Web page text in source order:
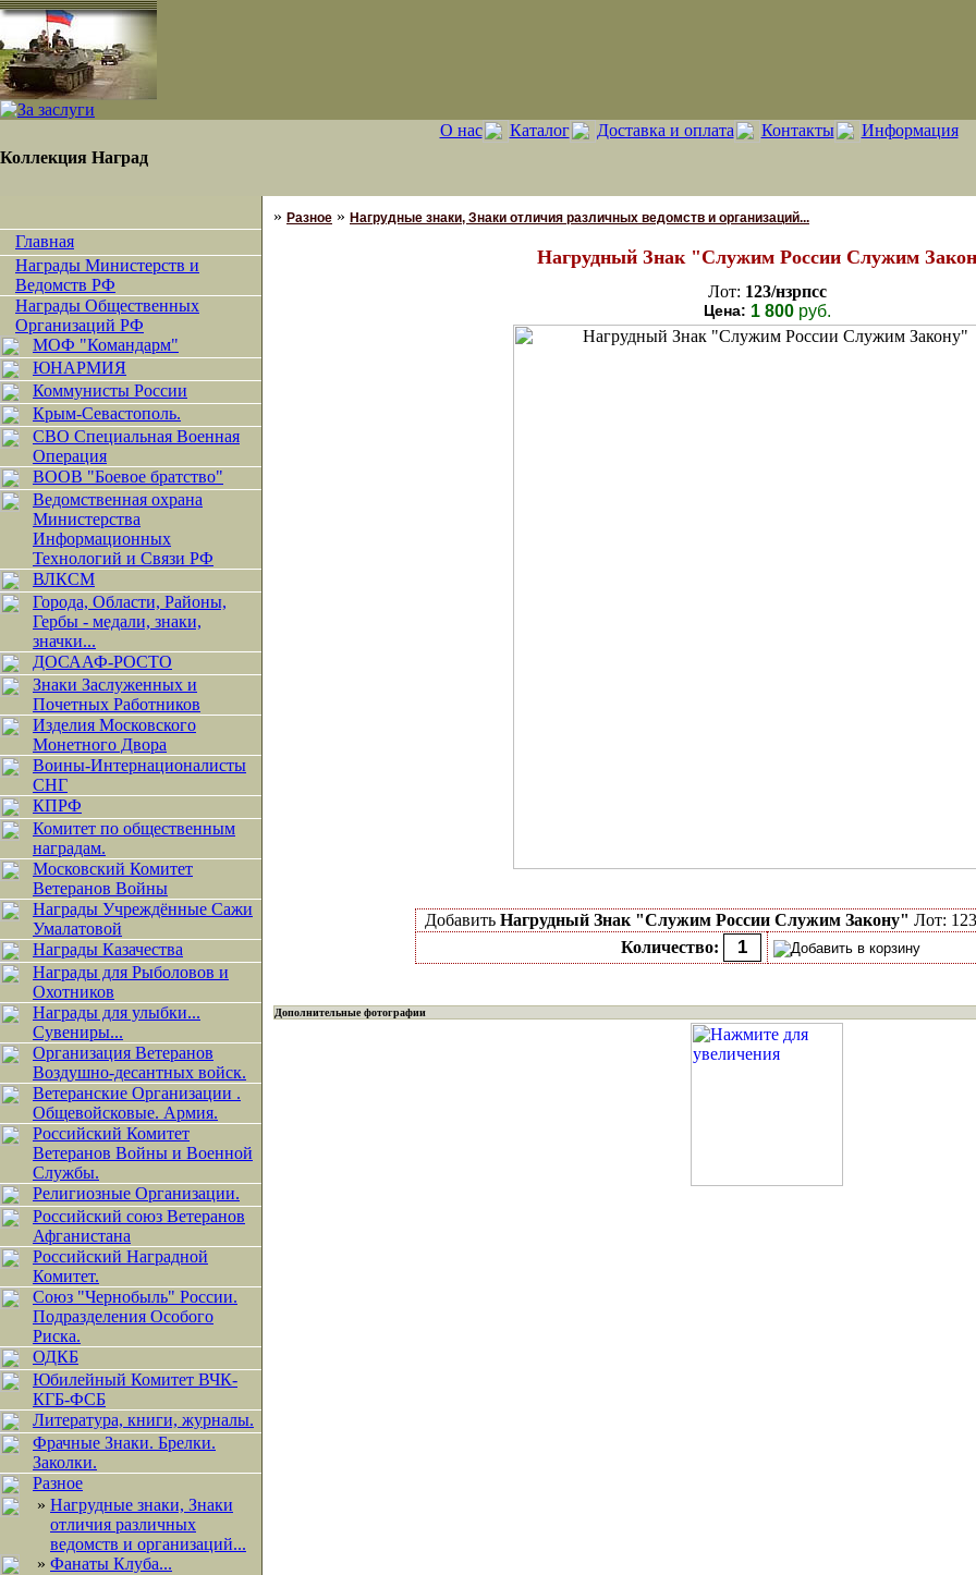
Коллекция Наград
О нас Каталог Доставка и оплата Контакты Информация
Главная
Награды Министерств и
Ведомств РФ
Награды Общественных
Организаций РФ
МОФ "Командарм"
ЮНАРМИЯ
Коммунисты России
Крым-Севастополь.
СВО Специальная Военная
Операция
ВООВ "Боевое братство"
Ведомственная охрана
Министерства
Информационных
Технологий и Связи РФ
ВЛКСМ
Города, Области, Районы,
Гербы - медали, знаки,
значки...
ДОСААФ-РОСТО
Знаки Заслуженных и
Почетных Работников
Изделия Московского
Монетного Двора
Воины-Интернационалисты
СНГ
КПРФ
Комитет по общественным
наградам.
Московский Комитет
Ветеранов Войны
Награды Учреждённые Сажи
Умалатовой
Награды Казачества
Награды для Рыболовов и
Охотников
Награды для улыбки...
Сувениры...
Организация Ветеранов
Воздушно-десантных войск.
Ветеранские Организации .
Общевойсковые. Армия.
Российский Комитет
Ветеранов Войны и Военной
Службы.
Религиозные Организации.
Российский союз Ветеранов
Афганистана
Российский Наградной
Комитет.
Союз "Чернобыль" России.
Подразделения Особого
Риска.
ОДКБ
Юбилейный Комитет ВЧК-
КГБ-ФСБ
Литература, книги, журналы.
Фрачные Знаки. Брелки.
Заколки.
Разное
» Нагрудные знаки, Знаки
отличия различных
ведомств и организаций...
» Фанаты Клуба...
» Разное » Нагрудные знаки, Знаки отличия различных ведомств и организаций...
Нагрудный Знак "Служим России Служим
Лот: 123/нзрпсс
Цена: 1 800руб.
Добавить Нагрудный Знак "Служим России Служим Закону" Лот:
Количество:
Дополнительные фотографии